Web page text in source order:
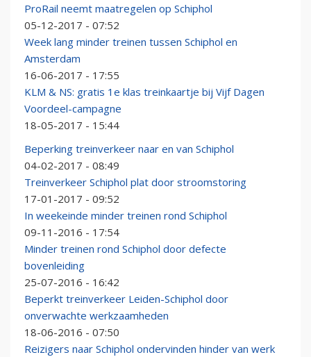
ProRail neemt maatregelen op Schiphol
05-12-2017 - 07:52
Week lang minder treinen tussen Schiphol en
Amsterdam
16-06-2017 - 17:55
KLM & NS: gratis 1e klas treinkaartje bij Vijf Dagen
Voordeel-campagne
18-05-2017 - 15:44
Beperking treinverkeer naar en van Schiphol
04-02-2017 - 08:49
Treinverkeer Schiphol plat door stroomstoring
17-01-2017 - 09:52
In weekeinde minder treinen rond Schiphol
09-11-2016 - 17:54
Minder treinen rond Schiphol door defecte
bovenleiding
25-07-2016 - 16:42
Beperkt treinverkeer Leiden-Schiphol door
onverwachte werkzaamheden
18-06-2016 - 07:50
Reizigers naar Schiphol ondervinden hinder van werk